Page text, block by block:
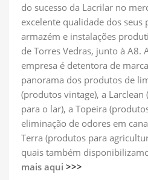
do sucesso da Lacrilar no
excelente qualidade dos seus
armazém e instalações
de Torres Vedras, junto à A8.
empresa é detentora de
panorama dos produtos de
(produtos vintage), a
para o lar), a Topeira
eliminação de odores em
Terra (produtos para
quais também
mais aqui >>>